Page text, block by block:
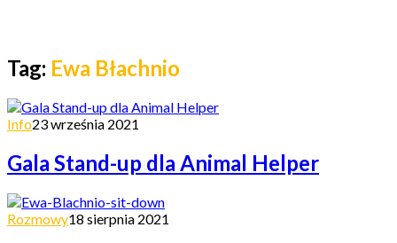
Tag: Ewa Błachnio
Info23 września 2021
Gala Stand-up dla Animal Helper
Rozmowy18 sierpnia 2021